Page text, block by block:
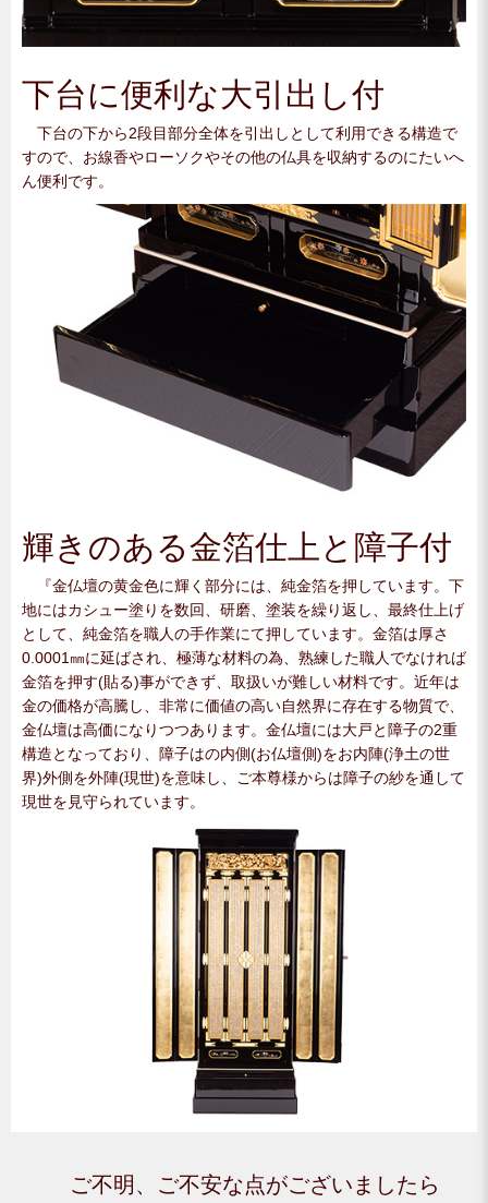
下台に便利な大引出し付
下台の下から2段目部分全体を引出しとして利用できる構造で
すので、お線香やローソクやその他の仏具を収納するのにたいへ
ん便利です。
輝きのある金箔仕上と障子付
『金仏壇の黄金色に輝く部分には、純金箔を押しています。下
地にはカシュー塗りを数回、研磨、塗装を繰り返し、最終仕上げ
として、純金箔を職人の手作業にて押しています。金箔は厚さ
0.0001㎜に延ばされ、極薄な材料の為、熟練した職人でなければ
金箔を押す(貼る)事ができず、取扱いが難しい材料です。近年は
金の価格が高騰し、非常に価値の高い自然界に存在する物質で、
金仏壇は高価になりつつあります。金仏壇には大戸と障子の2重
構造となっており、障子はの内側(お仏壇側)をお内陣(浄土の世
界)外側を外陣(現世)を意味し、ご本尊様からは障子の紗を通して
現世を見守られています。
ご不明、ご不安な点がございましたら